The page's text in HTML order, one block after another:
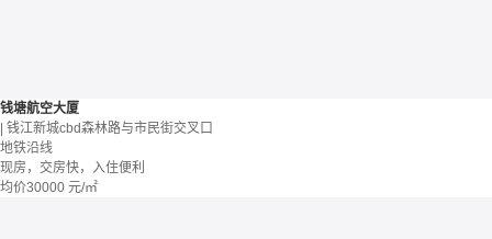
钱塘航空大厦
| 钱江新城cbd森林路与市民街交叉口
地铁沿线
现房，交房快，入住便利
均价30000 元/㎡